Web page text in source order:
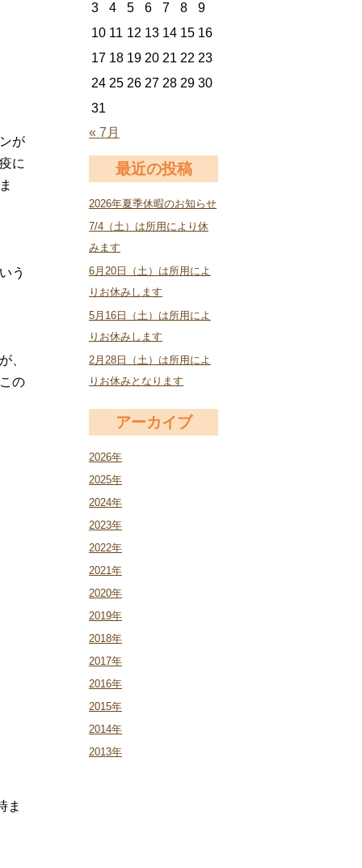
3
4 5 6 7 8
9
10 11 12 13 14 15 16
17 18 19 20 21 22 23
24 25 26 27 28 29 30
31
« 7月
最近の投稿
2026年夏季休暇のお知らせ
7/4（土）は所用により休
みます
6月20日（土）は所用によ
りお休みします
5月16日（土）は所用によ
りお休みします
2月28日（土）は所用によ
りお休みとなります
アーカイブ
2026年
2025年
2024年
2023年
2022年
2021年
2020年
2019年
2018年
2017年
2016年
2015年
2014年
2013年
が
に
う
、
の
ま